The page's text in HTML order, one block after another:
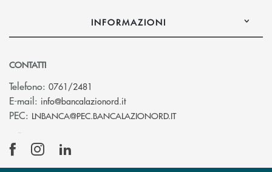
INFORMAZIONI
CONTATTI
Telefono: 0761/2481
E-mail: info@bancalazionord.it(si apre l’app di posta elettronica)
PEC: LNBANCA@PEC.BANCALAZIONORD.IT(si apre l’app di posta